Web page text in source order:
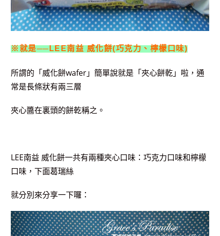
※就是──LEE南益 威化餅(巧克力、檸檬口味)
所謂的「威化餅wafer」簡單說就是「夾心餅乾」啦，通
常是長條狀有兩三層
夾心醬在裏頭的餅乾稱之。
LEE南益 威化餅一共有兩種夾心口味：巧克力口味和檸檬
口味，下面葛瑞絲
就分別來分享一下囉：